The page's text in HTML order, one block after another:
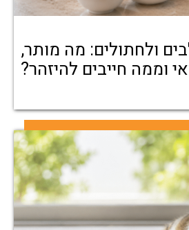
ולחתולים: מה מותר,
וממה חייבים להיזהר?